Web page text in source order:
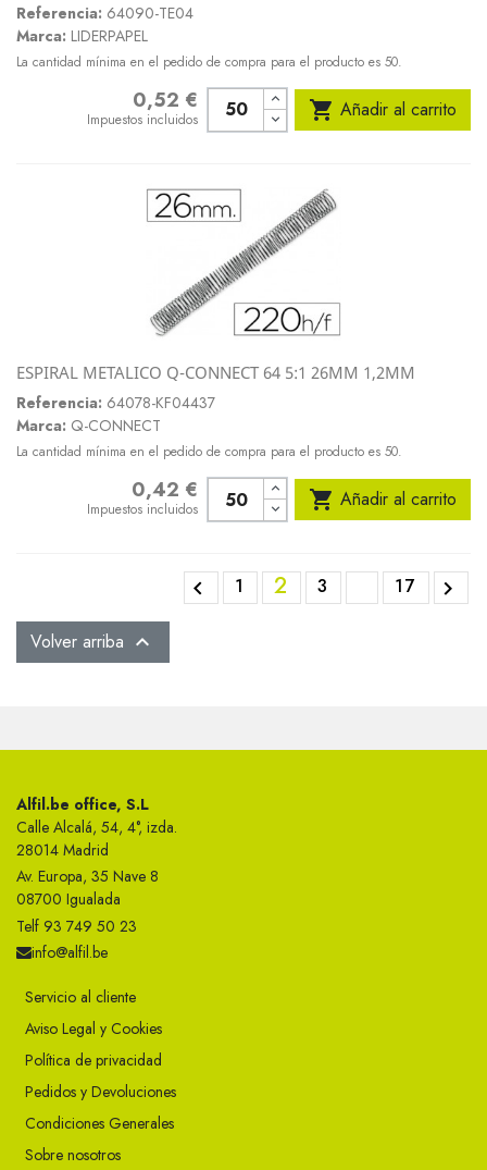
Referencia: 64090-TE04
Marca: LIDERPAPEL
La cantidad mínima en el pedido de compra para el producto es 50.
0,52 €
Impuestos incluidos  Añadir al carrito
ESPIRAL METALICO Q-CONNECT 64 5:1 26MM 1,2MM
Referencia: 64078-KF04437
Marca: Q-CONNECT
La cantidad mínima en el pedido de compra para el producto es 50.
0,42 €
Impuestos incluidos  Añadir al carrito
 1 2 3 17 
Volver arriba 
Alfil.be office, S.L
Calle Alcalá, 54, 4°, izda.
28014 Madrid
Av. Europa, 35 Nave 8
08700 Igualada
Telf 93 749 50 23
info@alfil.be
Servicio al cliente
Aviso Legal y Cookies
Política de privacidad
Pedidos y Devoluciones
Condiciones Generales
Sobre nosotros